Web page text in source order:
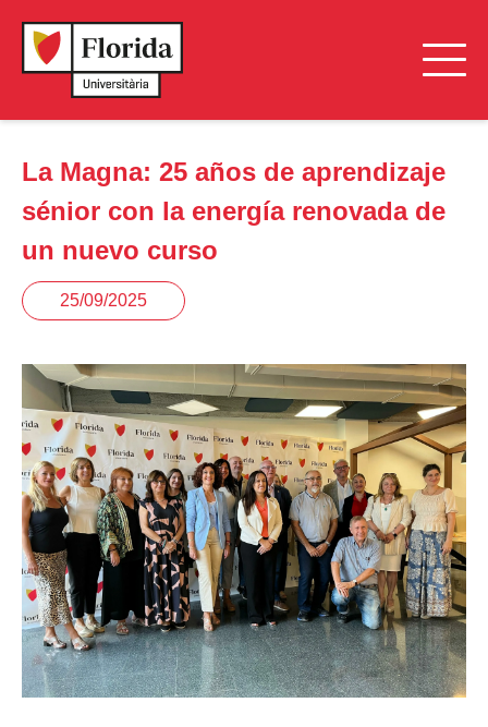
La Magna: 25 años de aprendizaje
sénior con la energía renovada de
un nuevo curso
25/09/2025